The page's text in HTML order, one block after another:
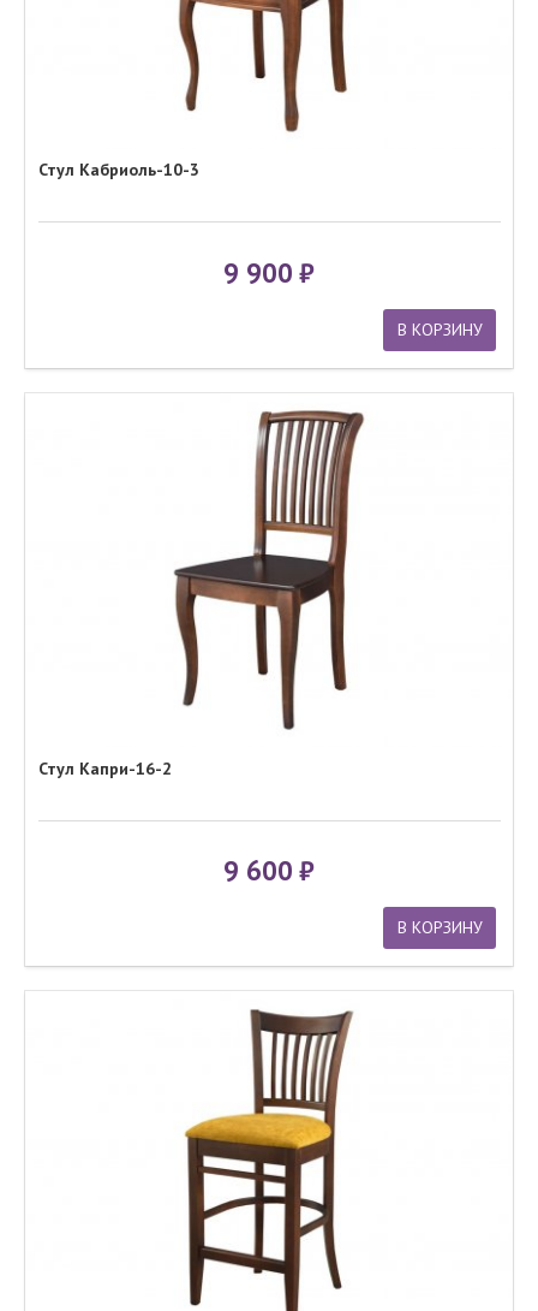
Стул Кабриоль-10-3
9 900
В КОРЗИНУ
Стул Капри-16-2
9 600
В КОРЗИНУ